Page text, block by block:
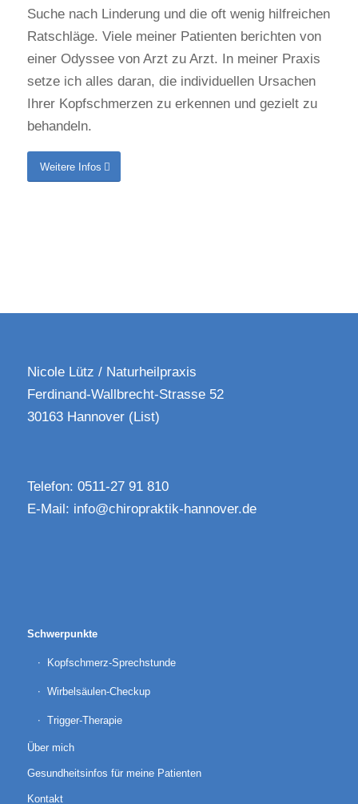
Suche nach Linderung und die oft wenig hilfreichen
Ratschläge. Viele meiner Patienten berichten von
einer Odyssee von Arzt zu Arzt. In meiner Praxis
setze ich alles daran, die individuellen Ursachen
Ihrer Kopfschmerzen zu erkennen und gezielt zu
behandeln.
Weitere Infos
Nicole Lütz / Naturheilpraxis
Ferdinand-Wallbrecht-Strasse 52
30163 Hannover (List)
Telefon: 0511-27 91 810
E-Mail: info@chiropraktik-hannover.de
Schwerpunkte
Kopfschmerz-Sprechstunde
Wirbelsäulen-Checkup
Trigger-Therapie
Über mich
Gesundheitsinfos für meine Patienten
Kontakt